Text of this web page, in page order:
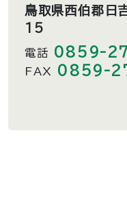
鳥取県西伯郡
15
電話 0859-
FAX 0859-